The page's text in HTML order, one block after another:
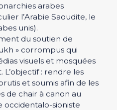
arabes
l’Arabie Saoudite, le
unis).
du soutien de
» corrompus qui
visuels et mosquées
: rendre les
et soumis afin de les
de chair à canon au
occidentalo-sioniste